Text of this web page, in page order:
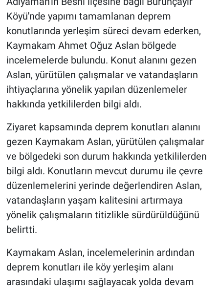
Köyü'nde yapımı tamamlanan deprem
konutlarında yerleşim süreci devam ederken,
Kaymakam Ahmet Oğuz Aslan bölgede
incelemelerde bulundu. Konut alanını gezen
Aslan, yürütülen çalışmalar ve vatandaşların
ihtiyaçlarına yönelik yapılan düzenlemeler
hakkında yetkililerden bilgi aldı.
Ziyaret kapsamında deprem konutları alanını
gezen Kaymakam Aslan, yürütülen çalışmalar
ve bölgedeki son durum hakkında yetkililerden
bilgi aldı. Konutların mevcut durumu ile çevre
düzenlemelerini yerinde değerlendiren Aslan,
vatandaşların yaşam kalitesini artırmaya
yönelik çalışmaların titizlikle sürdürüldüğünü
belirtti.
Kaymakam Aslan, incelemelerinin ardından
deprem konutları ile köy yerleşim alanı
arasındaki ulaşımı sağlayacak yolda devam